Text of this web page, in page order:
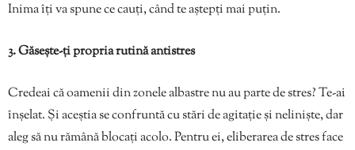
Inima îți va spune ce cauți, când te aștepți mai puțin.
3. Găsește-ți propria rutină antistres
Credeai că oamenii din zonele albastre nu au parte de stres? Te-ai
înșelat. Și aceștia se confruntă cu stări de agitație și neliniște, dar
aleg să nu rămână blocați acolo. Pentru ei, eliberarea de stres face